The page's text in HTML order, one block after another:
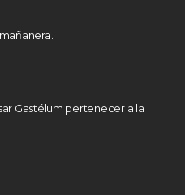
Gastélum pertenecer a la